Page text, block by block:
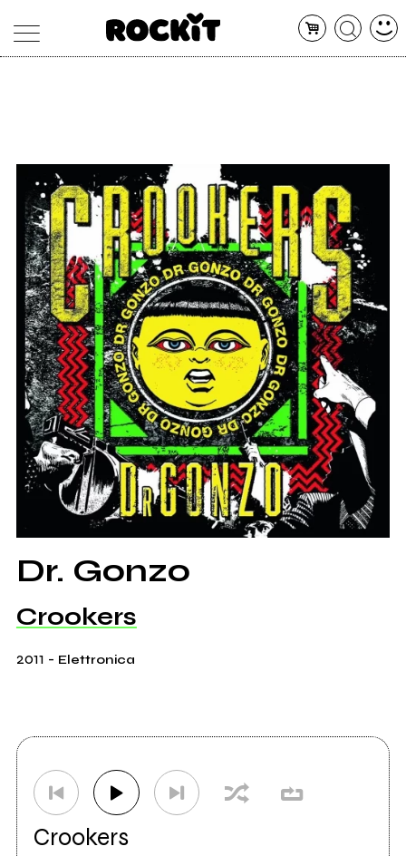
ARTISTI
CONCERTI
SHOP
RADIO
Dr. Gonzo
Crookers
2011 - Elettronica
Crookers